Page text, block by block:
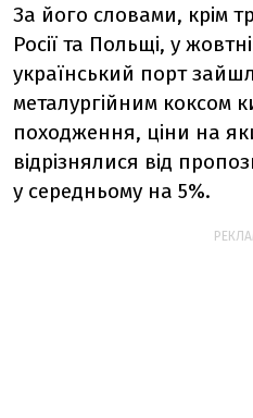
За його словами, крім
Росії та Польщі, у
український порт
металургійним коксом
походження, ціни на
відрізнялися від
у середньому на 5%.